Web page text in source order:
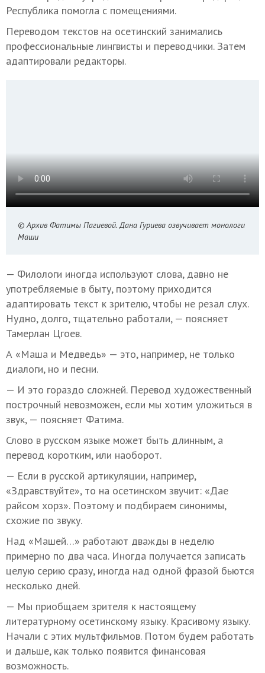
Республика помогла с помещениями.
Переводом текстов на осетинский занимались
профессиональные лингвисты и переводчики. Затем
адаптировали редакторы.
© Архив Фатимы Пагиевой. Дана Гуриева озвучивает монологи
Маши
— Филологи иногда используют слова, давно не
употребляемые в быту, поэтому приходится
адаптировать текст к зрителю, чтобы не резал слух.
Нудно, долго, тщательно работали, — поясняет
Тамерлан Цгоев.
А «Маша и Медведь» — это, например, не только
диалоги, но и песни.
— И это гораздо сложней. Перевод художественный
построчный невозможен, если мы хотим уложиться в
звук, — поясняет Фатима.
Слово в русском языке может быть длинным, а
перевод коротким, или наоборот.
— Если в русской артикуляции, например,
«Здравствуйте», то на осетинском звучит: «Дае
райсом хорз». Поэтому и подбираем синонимы,
схожие по звуку.
Над «Машей…» работают дважды в неделю
примерно по два часа. Иногда получается записать
целую серию сразу, иногда над одной фразой бьются
несколько дней.
— Мы приобщаем зрителя к настоящему
литературному осетинскому языку. Красивому языку.
Начали с этих мультфильмов. Потом будем работать
и дальше, как только появится финансовая
возможность.